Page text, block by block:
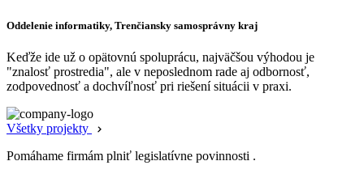
Oddelenie informatiky, Trenčiansky samosprávny kraj
Keďže ide už o opätovnú spoluprácu, najväčšou výhodou je
"znalosť prostredia", ale v neposlednom rade aj odbornosť,
zodpovednosť a dochvíľnosť pri riešení situácii v praxi.
Všetky projekty
Pomáhame firmám plniť legislatívne povinnosti .